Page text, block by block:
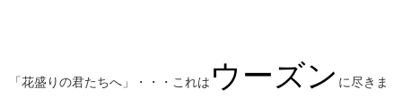
「花盛りの君たちへ」・・・これは ウーズン に尽きま